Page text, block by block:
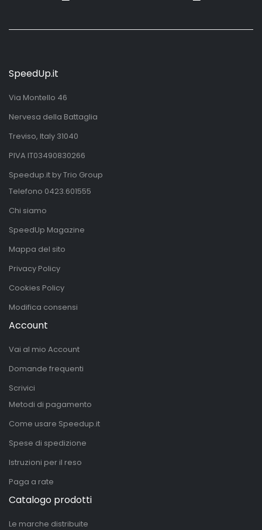
SpeedUp.it
Via Montello 46
Nervesa della Battaglia
Treviso, Italy 31040
PIVA IT03490830266
Speedup.it by Trio Group
Telefono 0423.601555
Chi siamo
SpeedUp Magazine
Mappa del sito
Privacy Policy
Cookies Policy
Modifica consensi
Account
Vai al mio Account
Domande frequenti
Scrivici
Metodi di pagamento
Come usare Speedup.it
Spese di spedizione
Istruzioni per il reso
Paga a rate
Catalogo prodotti
Le marche distribuite